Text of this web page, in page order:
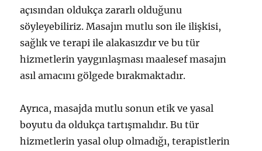
açısından oldukça zararlı olduğunu
söyleyebiliriz. Masajın mutlu son ile ilişkisi,
sağlık ve terapi ile alakasızdır ve bu tür
hizmetlerin yaygınlaşması maalesef masajın
asıl amacını gölgede bırakmaktadır.
Ayrıca, masajda mutlu sonun etik ve yasal
boyutu da oldukça tartışmalıdır. Bu tür
hizmetlerin yasal olup olmadığı, terapistlerin